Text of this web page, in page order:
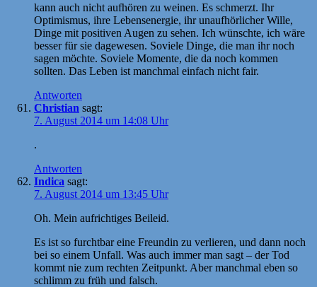
kann auch nicht aufhören zu weinen. Es schmerzt. Ihr
Optimismus, ihre Lebensenergie, ihr unaufhörlicher Wille,
Dinge mit positiven Augen zu sehen. Ich wünschte, ich wäre
besser für sie dagewesen. Soviele Dinge, die man ihr noch
sagen möchte. Soviele Momente, die da noch kommen
sollten. Das Leben ist manchmal einfach nicht fair.
Antworten
Christian sagt:
7. August 2014 um 14:08 Uhr
.
Antworten
Indica sagt:
7. August 2014 um 13:45 Uhr
Oh. Mein aufrichtiges Beileid.
Es ist so furchtbar eine Freundin zu verlieren, und dann noch
bei so einem Unfall. Was auch immer man sagt – der Tod
kommt nie zum rechten Zeitpunkt. Aber manchmal eben so
schlimm zu früh und falsch.